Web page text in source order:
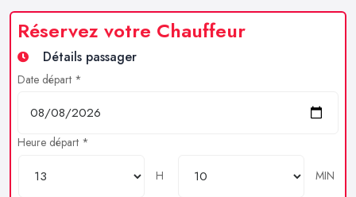
Réservez votre Chauffeur
Détails passager
Date départ *
Heure départ *
H
MIN